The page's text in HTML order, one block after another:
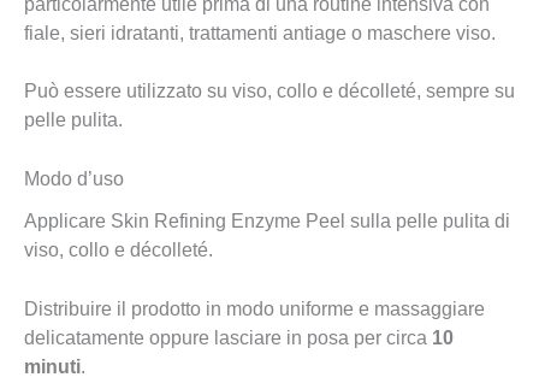
fiale, sieri idratanti, trattamenti antiage o maschere viso.
Può essere utilizzato su viso, collo e décolleté, sempre su
pelle pulita.
Modo d’uso
Applicare Skin Refining Enzyme Peel sulla pelle pulita di
viso, collo e décolleté.
Distribuire il prodotto in modo uniforme e massaggiare
delicatamente oppure lasciare in posa per circa 10
minuti.